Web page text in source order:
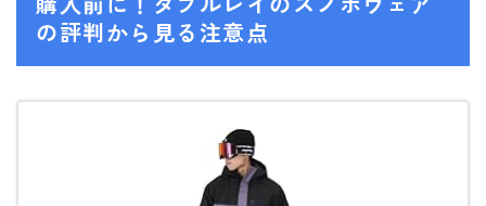
の評判から見る注意点